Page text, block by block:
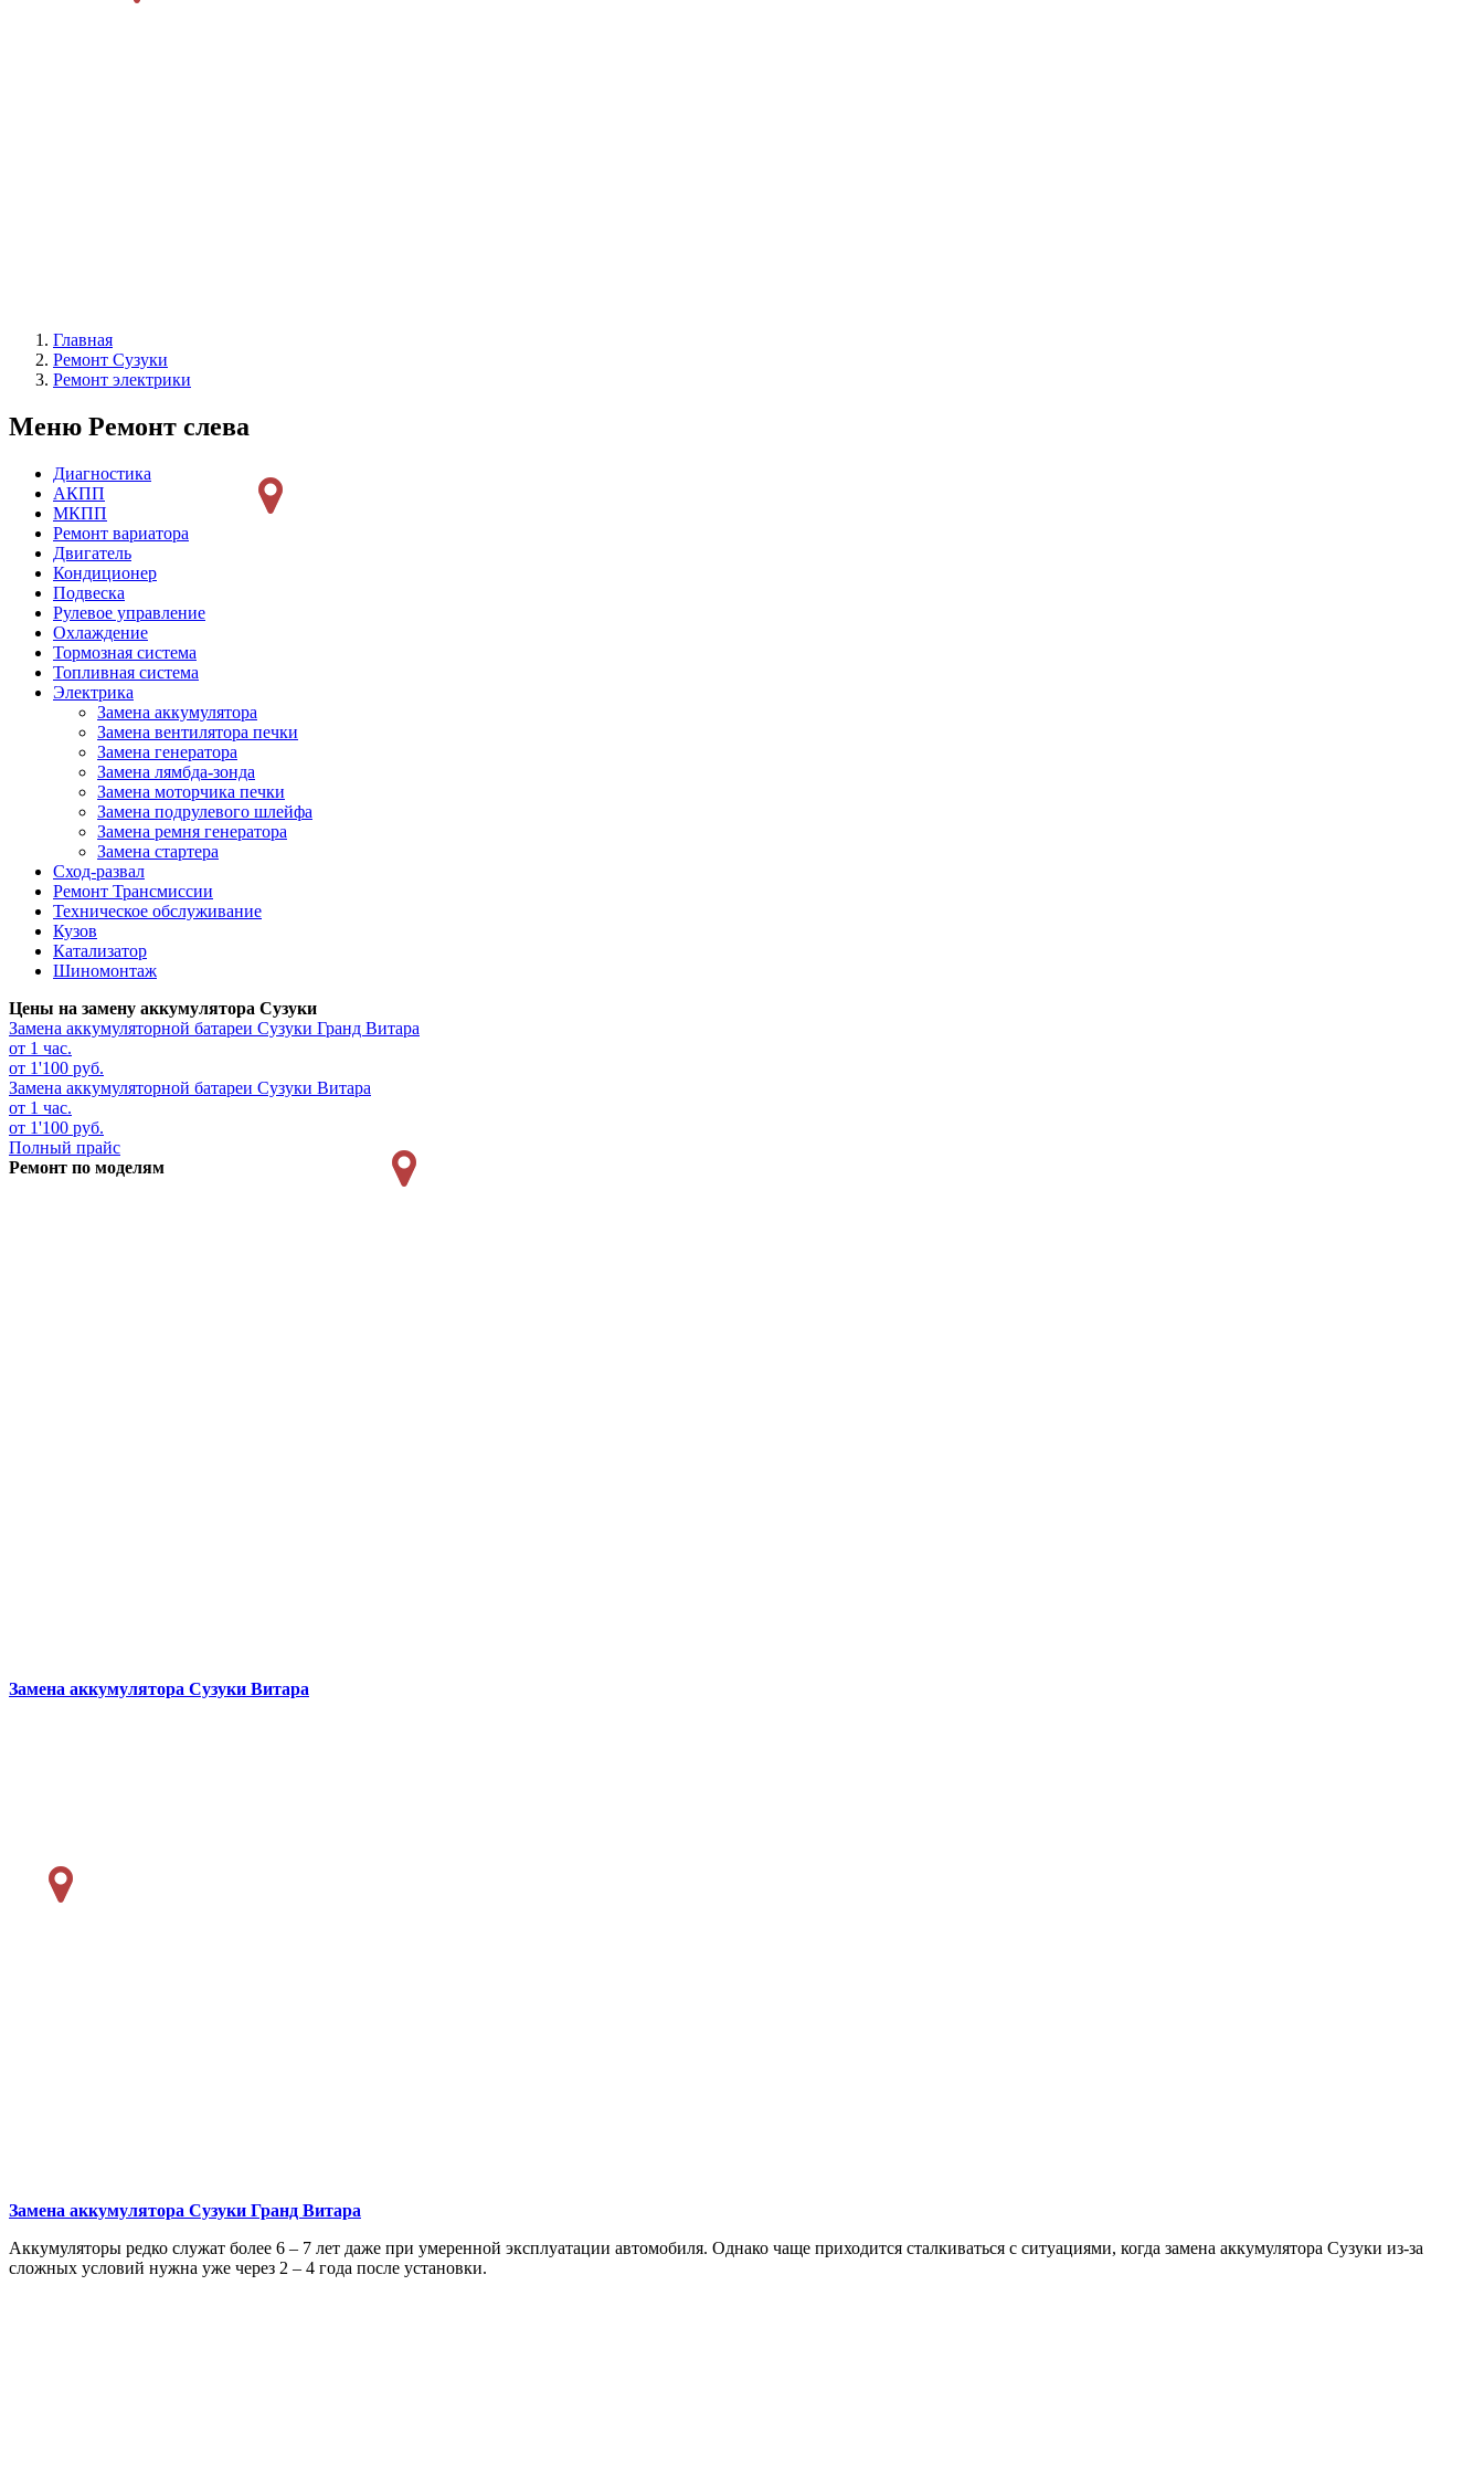
Главная
Ремонт Сузуки
Ремонт электрики
Меню Ремонт слева
Диагностика
АКПП
МКПП
Ремонт вариатора
Двигатель
Кондиционер
Подвеска
Рулевое управление
Охлаждение
Тормозная система
Топливная система
Электрика
Замена аккумулятора
Замена вентилятора печки
Замена генератора
Замена лямбда-зонда
Замена моторчика печки
Замена подрулевого шлейфа
Замена ремня генератора
Замена стартера
Сход-развал
Ремонт Трансмиссии
Техническое обслуживание
Кузов
Катализатор
Шиномонтаж
Цены на замену аккумулятора Сузуки
Замена аккумуляторной батареи Сузуки Гранд Витара
от 1 час.
от 1'100 руб.
Замена аккумуляторной батареи Сузуки Витара
от 1 час.
от 1'100 руб.
Полный прайс
Ремонт по моделям
Замена аккумулятора Сузуки Витара
Замена аккумулятора Сузуки Гранд Витара
Аккумуляторы редко служат более 6 – 7 лет даже при умеренной эксплуатации автомобиля. Однако чаще приходится сталкиваться с ситуациями, когда замена аккумулятора Сузуки из-за
сложных условий нужна уже через 2 – 4 года после установки.